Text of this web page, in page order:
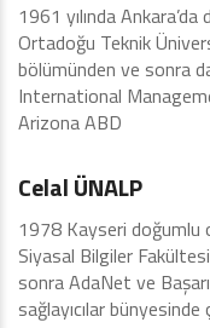
1961 yılında
Ortadoğu Teknik
bölümünden ve sonra
International
Arizona ABD
İcra Kurulu
Celal ÜNALP
1978 Kayseri doğumlu
Siyasal Bilgiler
sonra AdaNet ve
sağlayıcılar bünyesinde
İcra Kurulu